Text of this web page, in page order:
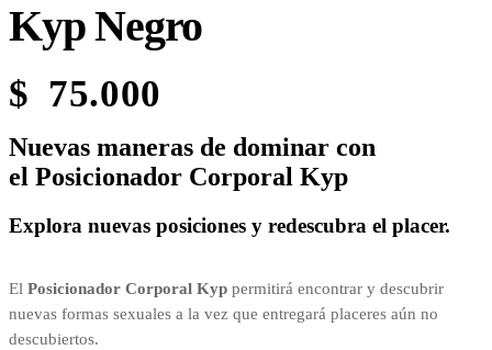
Kyp Negro
$ 75.000
Nuevas maneras de dominar con
el Posicionador Corporal Kyp
Explora nuevas posiciones y redescubra el placer.
El Posicionador Corporal Kyp permitirá encontrar y descubrir
nuevas formas sexuales a la vez que entregará placeres aún no
descubiertos.